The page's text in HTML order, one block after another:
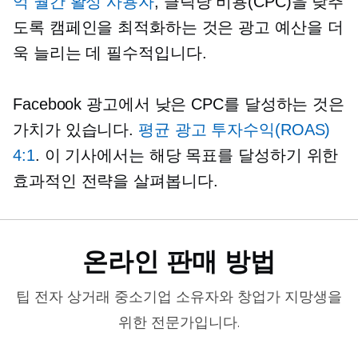
도록 캠페인을 최적화하는 것은 광고 예산을 더
욱 늘리는 데 필수적입니다.
Facebook 광고에서 낮은 CPC를 달성하는 것은
가치가 있습니다. 평균 광고 투자수익(ROAS)
4:1. 이 기사에서는 해당 목표를 달성하기 위한
효과적인 전략을 살펴봅니다.
온라인 판매 방법
팁 전자 상거래 중소기업 소유자와 창업가 지망생을
위한 전문가입니다.